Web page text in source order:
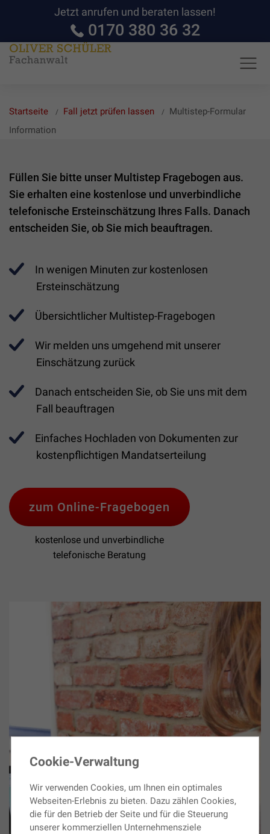
Jetzt anrufen und beraten lassen!
0170 380 36 32
Startseite Fall jetzt prüfen lassen
Multistep-Formular
Information
Füllen Sie bitte unser Multistep Fragebogen aus.
Sie erhalten eine kostenlose und unverbindliche
telefonische Ersteinschätzung Ihres Falls. Danach
entscheiden Sie, ob Sie mich beauftragen.
In wenigen Minuten zur kostenlosen
Ersteinschätzung
Übersichtlicher Multistep-Fragebogen
Wir melden uns umgehend mit unserer
Einschätzung zurück
Danach entscheiden Sie, ob Sie uns mit dem
Fall beauftragen
Einfaches Hochladen von Dokumenten zur
kostenpflichtigen Mandatserteilung
zum Online-Fragebogen
kostenlose und unverbindliche
telefonische Beratung
Cookie-Verwaltung
Wir verwenden Cookies, um Ihnen ein optimales
Webseiten-Erlebnis zu bieten. Dazu zählen Cookies,
die für den Betrieb der Seite und für die Steuerung
unserer kommerziellen Unternehmensziele